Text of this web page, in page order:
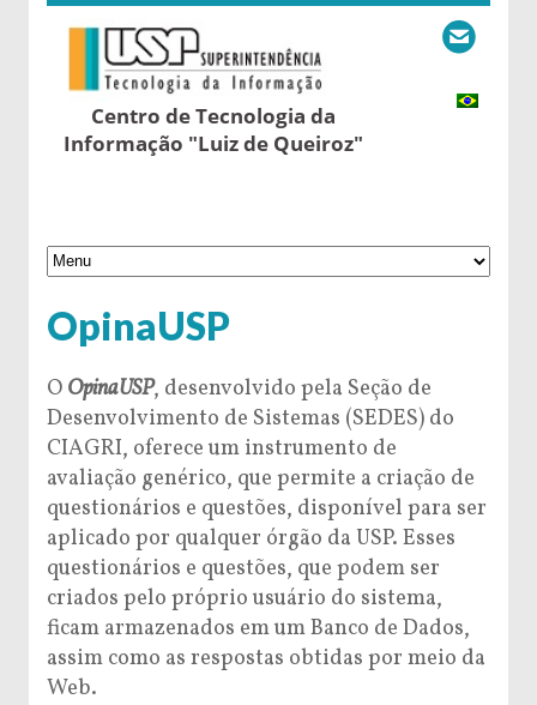
Centro de Tecnologia da
Informação "Luiz de Queiroz"
OpinaUSP
O OpinaUSP, desenvolvido pela Seção de
Desenvolvimento de Sistemas (SEDES) do
CIAGRI, oferece um instrumento de
avaliação genérico, que permite a criação de
questionários e questões, disponível para ser
aplicado por qualquer órgão da USP. Esses
questionários e questões, que podem ser
criados pelo próprio usuário do sistema,
ficam armazenados em um Banco de Dados,
assim como as respostas obtidas por meio da
Web.